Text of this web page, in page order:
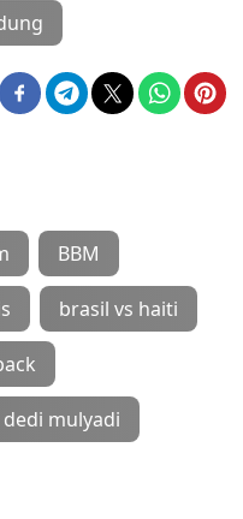
BBM
brasil vs haiti
dedi mulyadi